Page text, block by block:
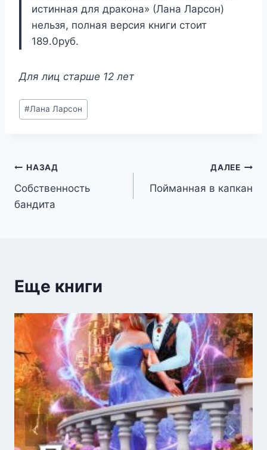
истинная для дракона» (Лана Ларсон)
нельзя, полная версия книги стоит
189.0руб.
Для лиц старше 12 лет
Метки
записи:
#Лана Ларсон
Навигация
по
НАЗАД
Собственность
бандита
ДАЛЕЕ
Пойманная в капкан
Еще книги